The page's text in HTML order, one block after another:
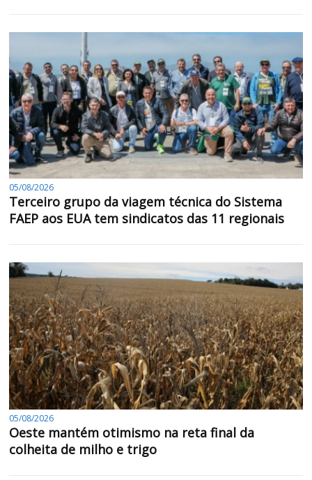
05/08/2026
Terceiro grupo da viagem técnica do Sistema
FAEP aos EUA tem sindicatos das 11 regionais
05/08/2026
Oeste mantém otimismo na reta final da
colheita de milho e trigo